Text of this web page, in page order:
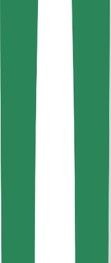
Telli auto
Laadi
Leia oma
Laadi